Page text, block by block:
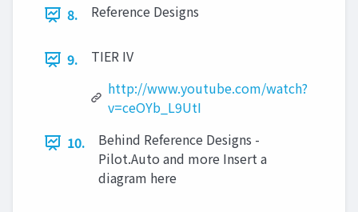
8. Reference Designs
9.
TIER IV
http://www.youtube.com/watch?
v=ceOYb_L9UtI
10.
Behind Reference Designs -
Pilot.Auto and more Insert a
diagram here